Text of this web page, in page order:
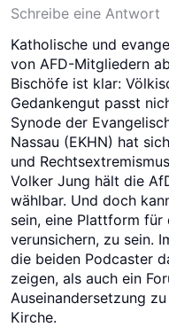
Schreibe eine Antwort
Katholische und
von AFD-Mitgliedern
Bischöfe ist klar:
Gedankengut passt
Synode der
Nassau (EKHN) hat
und
Volker Jung hält die
wählbar. Und doch
sein, eine Plattform für
verunsichern, zu sein.
die beiden Podcaster
zeigen, als auch ein
Auseinandersetzung
Kirche.